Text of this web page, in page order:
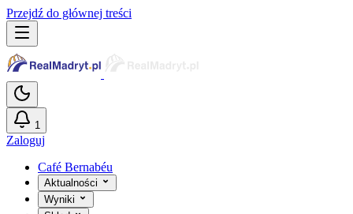
Przejdź do głównej treści
1
Zaloguj
Café Bernabéu
Aktualności
Wyniki